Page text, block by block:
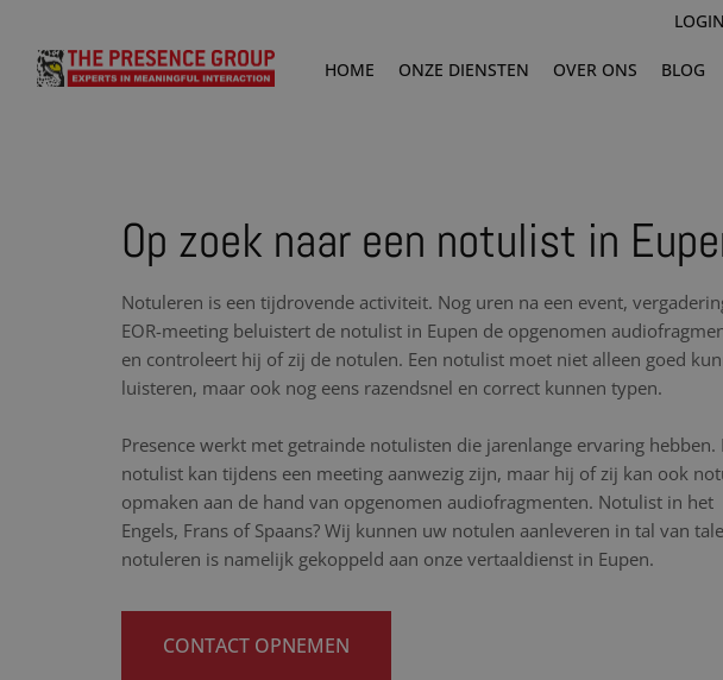
HOME ONZE DIENSTEN OVER ONS BLOG
Op zoek naar een notulist in
Notuleren is een tijdrovende activiteit. Nog uren na een event,
EOR-meeting beluistert de notulist in Eupen de opgenomen
en controleert hij of zij de notulen. Een notulist moet niet alleen goed
luisteren, maar ook nog eens razendsnel en correct kunnen typen.
Presence werkt met getrainde notulisten die jarenlange ervaring hebben.
notulist kan tijdens een meeting aanwezig zijn, maar hij of zij kan ook
opmaken aan de hand van opgenomen audiofragmenten. Notulist in het
Engels, Frans of Spaans? Wij kunnen uw notulen aanleveren in tal van
notuleren is namelijk gekoppeld aan onze vertaaldienst in Eupen.
CONTACT OPNEMEN